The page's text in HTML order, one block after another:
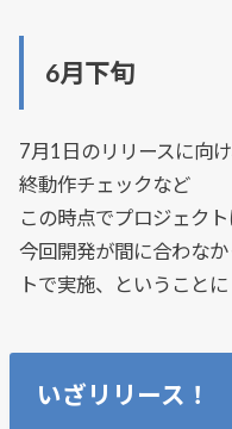
6月下旬
7月1日のリリースに向
終動作チェックなど
この時点でプロジェク
今回開発が間に合わな
トで実施、ということに
いざリリース！